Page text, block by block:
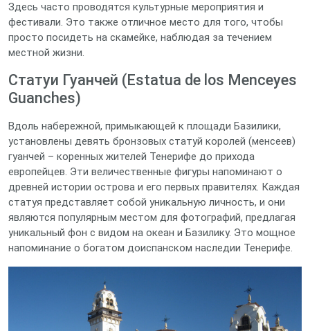
Здесь часто проводятся культурные мероприятия и
фестивали. Это также отличное место для того, чтобы
просто посидеть на скамейке, наблюдая за течением
местной жизни.
Статуи Гуанчей (Estatua de los Menceyes
Guanches)
Вдоль набережной, примыкающей к площади Базилики,
установлены девять бронзовых статуй королей (менсеев)
гуанчей – коренных жителей Тенерифе до прихода
европейцев. Эти величественные фигуры напоминают о
древней истории острова и его первых правителях. Каждая
статуя представляет собой уникальную личность, и они
являются популярным местом для фотографий, предлагая
уникальный фон с видом на океан и Базилику. Это мощное
напоминание о богатом доиспанском наследии Тенерифе.